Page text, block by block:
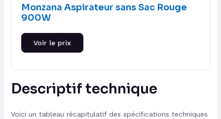
Monzana Aspirateur sans Sac Rouge
900W
Voir le prix
Descriptif technique
Voici un tableau récapitulatif des spécifications techniques